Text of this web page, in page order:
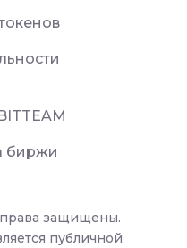
биржи
права защищены.
публичной